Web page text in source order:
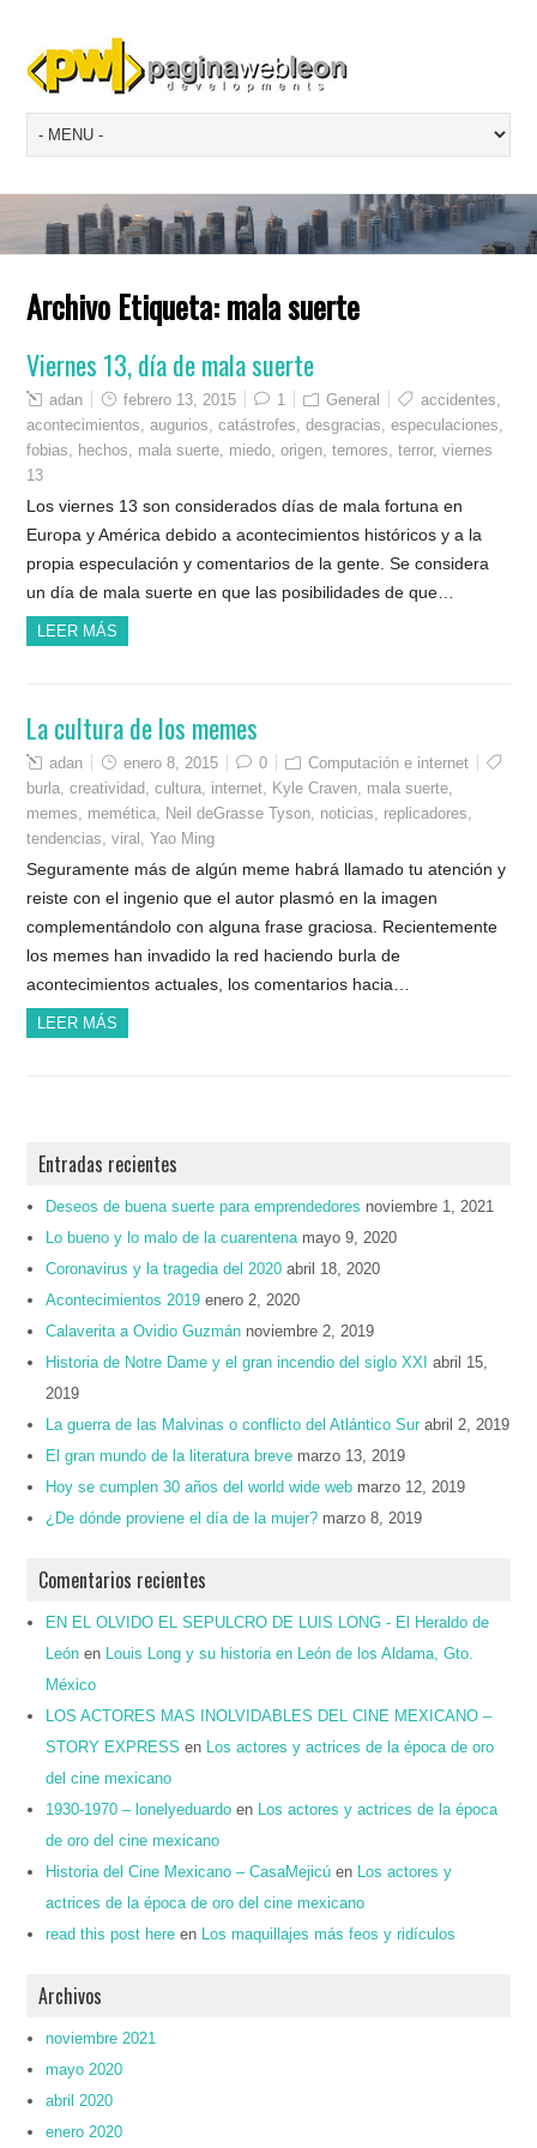
Archivo Etiqueta:mala suerte
Viernes 13, día de mala suerte
adan febrero 13, 2015 1 General accidentes
acontecimientos ,augurios ,catástrofes ,desgracias ,especulaciones
fobias
hechos mala suerte miedo ,origen ,temores ,terror,viernes
13
Los viernes 13 son considerados días de mala fortuna en
Europa y América debido a acontecimientos históricos y a la
propia especulación y comentarios de la gente. Se considera
un día de mala suerte en que las posibilidades de que…
LEER MÁS
La cultura de los memes
adan enero 8, 2015 0
Computación e internet
burla ,creatividad ,cultura internet Kyle Craven mala suerte
memes
memética Neil deGrasse Tyson noticias replicadores
tendencias ,viral ,Yao Ming
Seguramente más de algún meme habrá llamado tu atención y
reiste con el ingenio que el autor plasmó en la imagen
complementándolo con alguna frase graciosa. Recientemente
los memes han invadido la red haciendo burla de
acontecimientos actuales, los comentarios hacia…
LEER MÁS
Entradas recientes
Deseos de buena suerte para emprendedores noviembre 1, 2021
Lo bueno y lo malo de la cuarentena mayo 9, 2020
Coronavirus y la tragedia del 2020 abril 18, 2020
Acontecimientos 2019 enero 2, 2020
Calaverita a Ovidio Guzmán noviembre 2, 2019
Historia de Notre Dame y el gran incendio del siglo XXI
abril 15,
2019
La guerra de las Malvinas o conflicto del Atlántico Sur abril 2, 2019
El gran mundo de la literatura breve marzo 13, 2019
Hoy se cumplen 30 años del world wide web marzo 12, 2019
¿De dónde proviene el día de la mujer? marzo 8, 2019
Comentarios recientes
EN EL OLVIDO EL SEPULCRO DE LUIS LONG - El Heraldo de
León en
Louis Long y su historia en León de los Aldama, Gto.
México
LOS ACTORES MAS INOLVIDABLES DEL CINE MEXICANO –
STORY EXPRESS en
Los actores y actrices de la época de oro
del cine mexicano
1930-1970 – lonelyeduardo en
Los actores y actrices de la época
de oro del cine mexicano
Historia del Cine Mexicano – CasaMejicú en
Los actores y
actrices de la época de oro del cine mexicano
read this post here en Los maquillajes más feos y ridículos
Archivos
noviembre 2021
mayo 2020
abril 2020
enero 2020